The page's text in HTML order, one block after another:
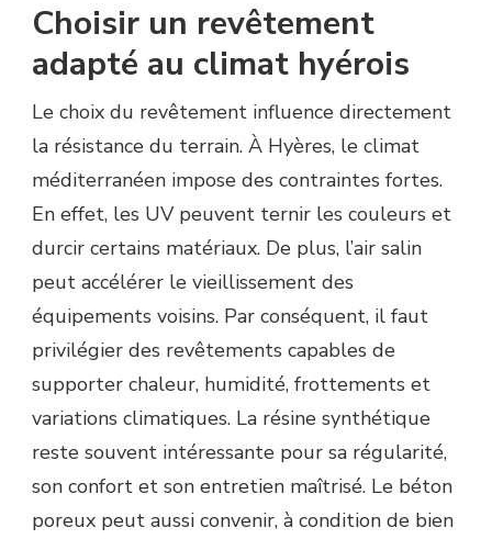
Choisir un revêtement
adapté au climat hyérois
Le choix du revêtement influence directement
la résistance du terrain. À Hyères, le climat
méditerranéen impose des contraintes fortes.
En effet, les UV peuvent ternir les couleurs et
durcir certains matériaux. De plus, l’air salin
peut accélérer le vieillissement des
équipements voisins. Par conséquent, il faut
privilégier des revêtements capables de
supporter chaleur, humidité, frottements et
variations climatiques. La résine synthétique
reste souvent intéressante pour sa régularité,
son confort et son entretien maîtrisé. Le béton
poreux peut aussi convenir, à condition de bien